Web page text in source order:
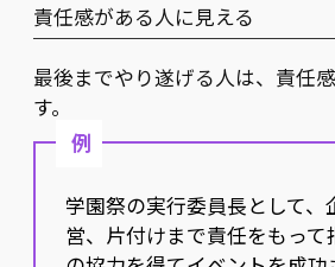
責任感がある人に見える
最後までやり遂げる人は、責任
す。
例
学園祭の実行委員長として、
営、片付けまで責任をもって